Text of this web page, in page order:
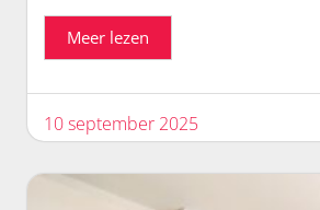
10 september 2025
Meer lezen